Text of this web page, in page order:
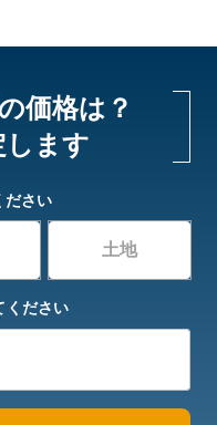
価格は？
ます
ださい
土地
ください